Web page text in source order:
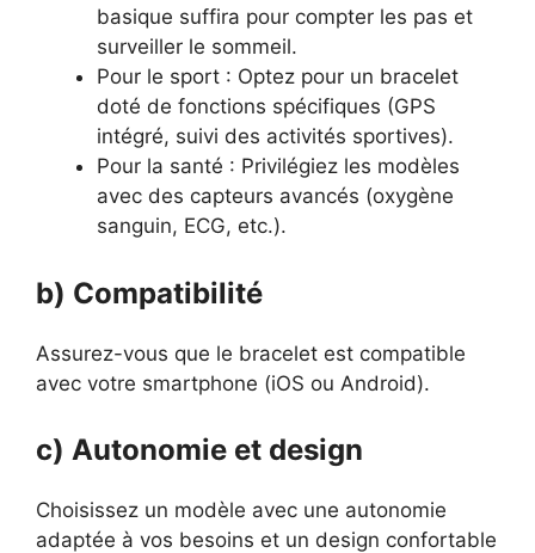
basique suffira pour compter les pas et
surveiller le sommeil.
Pour le sport : Optez pour un bracelet
doté de fonctions spécifiques (GPS
intégré, suivi des activités sportives).
Pour la santé : Privilégiez les modèles
avec des capteurs avancés (oxygène
sanguin, ECG, etc.).
b) Compatibilité
Assurez-vous que le bracelet est compatible
avec votre smartphone (iOS ou Android).
c) Autonomie et design
Choisissez un modèle avec une autonomie
adaptée à vos besoins et un design confortable